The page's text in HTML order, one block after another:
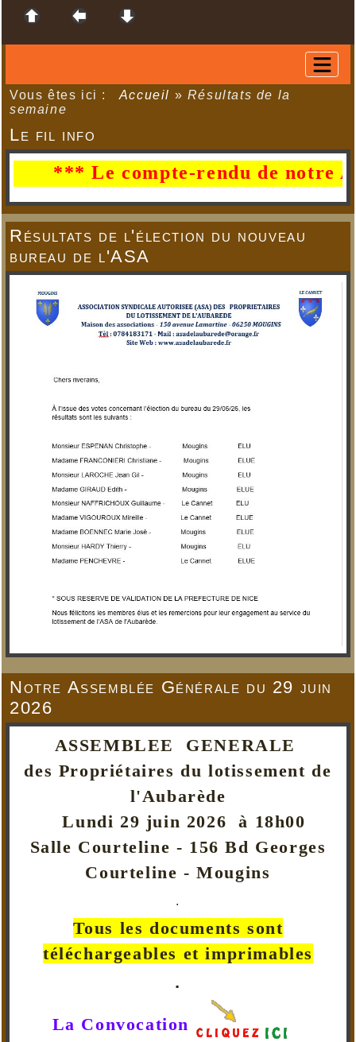
Vous êtes ici : Accueil » Résultats de la
semaine
Le fil info
*** Le compte-rendu de notre
Résultats de l'élection du nouveau
bureau de l'ASA
Notre Assemblée Générale du 29 juin
2026
ASSEMBLEE GENERALE
des Propriétaires du lotissement de
l'Aubarède
Lundi 29 juin 2026 à 18h00
Salle Courteline - 156 Bd Georges
Courteline - Mougins
.
Tous les documents sont
téléchargeables et imprimables
.
La Convocation